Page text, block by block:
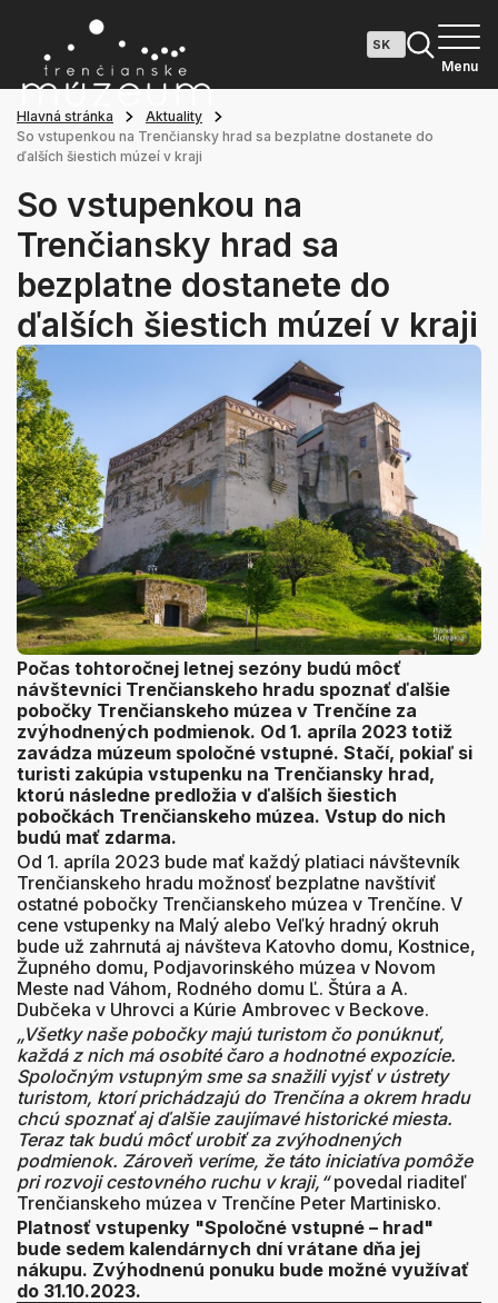
Menu
Hlavná stránka
Aktuality
So vstupenkou na Trenčiansky hrad sa bezplatne dostanete do
ďalších šiestich múzeí v kraji
So vstupenkou na
Trenčiansky hrad sa
bezplatne dostanete do
ďalších šiestich múzeí v kraji
Počas tohtoročnej letnej sezóny budú môcť
návštevníci Trenčianskeho hradu spoznať ďalšie
pobočky Trenčianskeho múzea v Trenčíne za
zvýhodnených podmienok. Od 1. apríla 2023 totiž
zavádza múzeum spoločné vstupné. Stačí, pokiaľ si
turisti zakúpia vstupenku na Trenčiansky hrad,
ktorú následne predložia v ďalších šiestich
pobočkách Trenčianskeho múzea. Vstup do nich
budú mať zdarma.
Od 1. apríla 2023 bude mať každý platiaci návštevník
Trenčianskeho hradu možnosť bezplatne navštíviť
ostatné pobočky Trenčianskeho múzea v Trenčíne. V
cene vstupenky na Malý alebo Veľký hradný okruh
bude už zahrnutá aj návšteva Katovho domu, Kostnice,
Župného domu, Podjavorinského múzea v Novom
Meste nad Váhom, Rodného domu Ľ. Štúra a A.
Dubčeka v Uhrovci a Kúrie Ambrovec v Beckove.
„Všetky naše pobočky majú turistom čo ponúknuť,
každá z nich má osobité čaro a hodnotné expozície.
Spoločným vstupným sme sa snažili vyjsť v ústrety
turistom, ktorí prichádzajú do Trenčína a okrem hradu
chcú spoznať aj ďalšie zaujímavé historické miesta.
Teraz tak budú môcť urobiť za zvýhodnených
podmienok. Zároveň veríme, že táto iniciatíva pomôže
pri rozvoji cestovného ruchu v kraji,“povedal riaditeľ
Trenčianskeho múzea v Trenčíne Peter Martinisko.
Platnosť vstupenky "Spoločné vstupné – hrad"
bude sedem kalendárnych dní vrátane dňa jej
nákupu. Zvýhodnenú ponuku bude možné využívať
do 31.10.2023.